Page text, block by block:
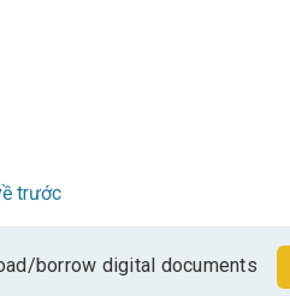
trước
borrow digital documents